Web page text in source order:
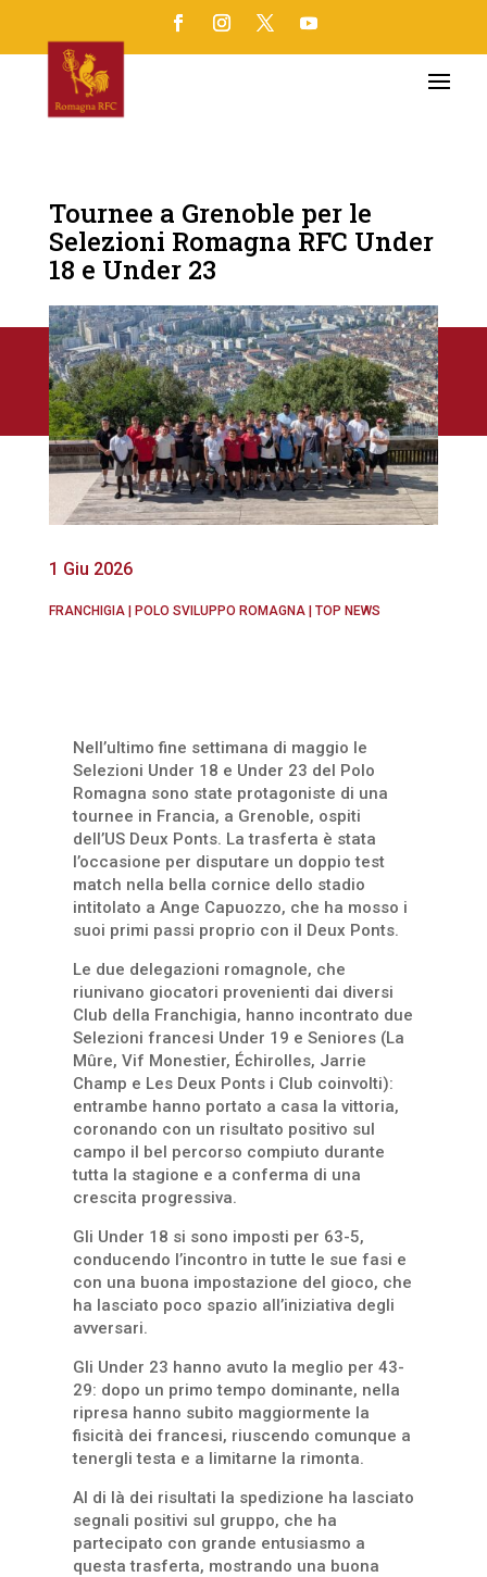
Tournee a Grenoble per le
Selezioni Romagna RFC Under
18 e Under 23
1 Giu 2026
FRANCHIGIA| POLO SVILUPPO ROMAGNA| TOP NEWS
Nell’ultimo fine settimana di maggio le
Selezioni Under 18 e Under 23 del Polo
Romagna sono state protagoniste di una
tournee in Francia, a Grenoble, ospiti
dell’US Deux Ponts. La trasferta è stata
l’occasione per disputare un doppio test
match nella bella cornice dello stadio
intitolato a Ange Capuozzo, che ha mosso i
suoi primi passi proprio con il Deux Ponts.
Le due delegazioni romagnole, che
riunivano giocatori provenienti dai diversi
Club della Franchigia, hanno incontrato due
Selezioni francesi Under 19 e Seniores (La
Mûre, Vif Monestier, Échirolles, Jarrie
Champ e Les Deux Ponts i Club coinvolti):
entrambe hanno portato a casa la vittoria,
coronando con un risultato positivo sul
campo il bel percorso compiuto durante
tutta la stagione e a conferma di una
crescita progressiva.
Gli Under 18 si sono imposti per 63-5,
conducendo l’incontro in tutte le sue fasi e
con una buona impostazione del gioco, che
ha lasciato poco spazio all’iniziativa degli
avversari.
Gli Under 23 hanno avuto la meglio per 43-
29: dopo un primo tempo dominante, nella
ripresa hanno subito maggiormente la
fisicità dei francesi, riuscendo comunque a
tenergli testa e a limitarne la rimonta.
Al di là dei risultati la spedizione ha lasciato
segnali positivi sul gruppo, che ha
partecipato con grande entusiasmo a
questa trasferta, mostrando una buona